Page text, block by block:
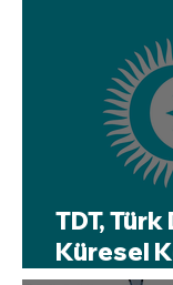
TDT,
Küresel